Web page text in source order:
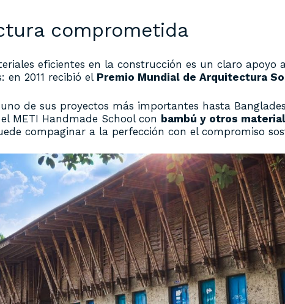
comprometida
eficientes en la construcción es un claro apoyo
en 2011 recibió el Premio Mundial de Arquitectura
de sus proyectos más importantes hasta
METI Handmade School con bambú y otros
compaginar a la perfección con el compromiso